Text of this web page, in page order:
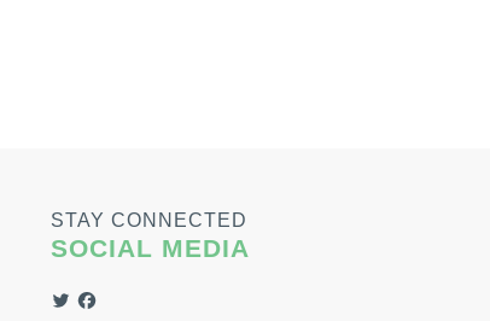
STAY CONNECTED
SOCIAL MEDIA